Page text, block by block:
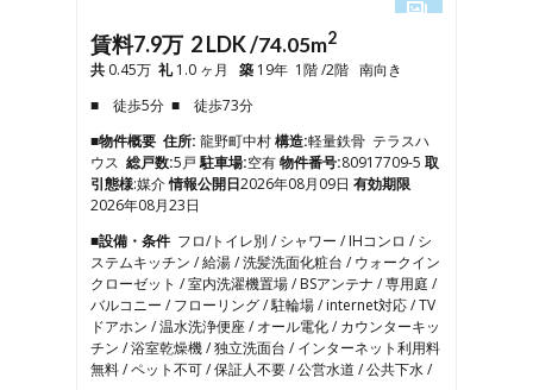
6
7
8
10
11
12
13
14
15
16
賃料7.9万 2 LDK /74.05m2
共 0.45万 礼1.0 ヶ月 築 19年 1階 /2階 南向き
■ 徒歩5分 ■ 徒歩73分
■物件概要 住所: 龍野町中村構造:軽量鉄骨 テラスハ
ウス 総戸数:5戸駐車場:空有物件番号:80917709-5 取
引態様:媒介情報公開日2026年08月09日 有効期限
2026年08月23日
■設備・条件 フロ/トイレ別 / シャワー / IHコンロ / シ
ステムキッチン / 給湯 / 洗髪洗面化粧台 / ウォークイン
クローゼット / 室内洗濯機置場 / BSアンテナ / 専用庭 /
バルコニー / フローリング / 駐輪場 / internet対応 / TV
ドアホン / 温水洗浄便座 / オール電化 / カウンターキッ
チン / 浴室乾燥機 / 独立洗面台 / インターネット利用料
無料 / ペット不可 / 保証人不要 / 公営水道 / 公共下水 /